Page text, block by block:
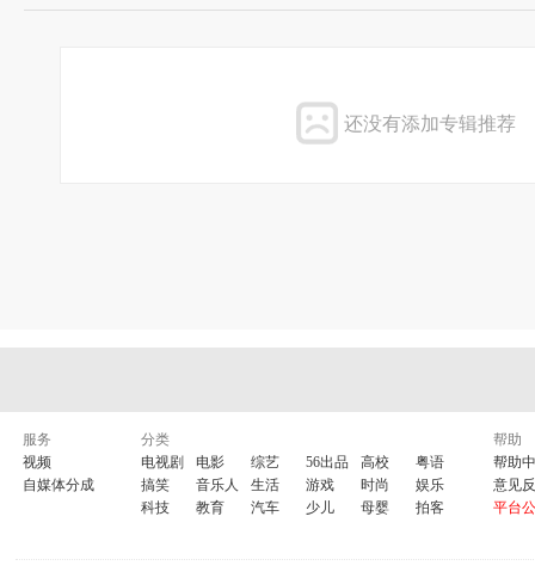
还没有添加专辑推荐
服务
视频
自媒体分成
分类
电视剧
电影 综艺 56出品 高校
粤语
搞笑
音乐人 生活 游戏 时尚
娱乐
科技
教育 汽车 少儿 母婴 拍客
帮助
帮助
意见
平台